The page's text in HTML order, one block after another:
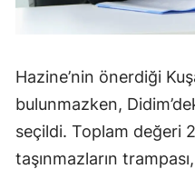
Hazine’nin önerdiği
bulunmazken,
seçildi. Toplam değeri
taşınmazların